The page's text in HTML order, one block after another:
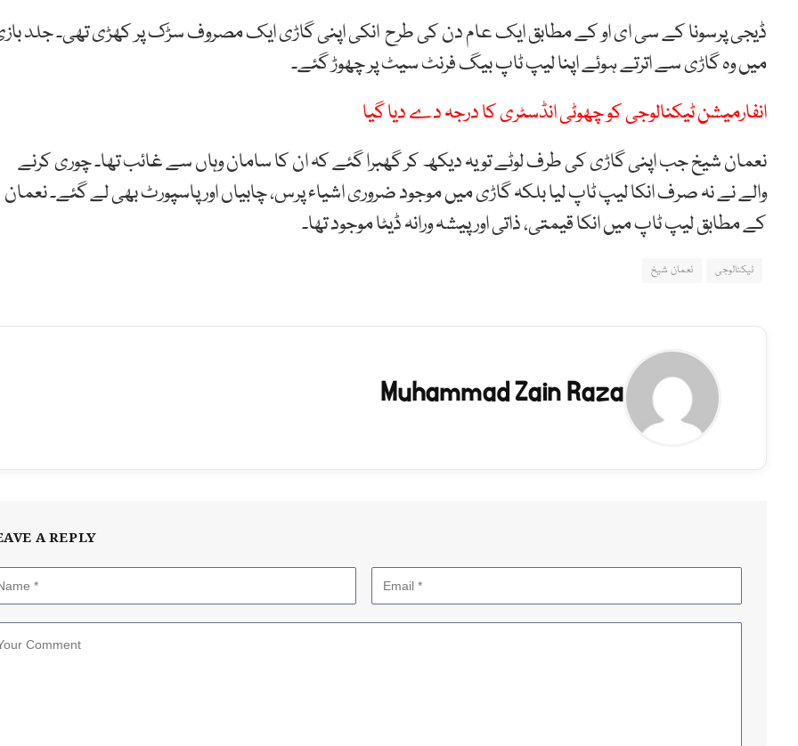
ڈیجی پرسونا کے سی ای او کے مطابق ایک عام دن کی طرح انکی اپنی گاڑی ایک مصروف سڑک پر کھڑی تھی۔ جلد
میں وہ گاڑی سے اترتے ہوئے اپنا لیپ ٹاپ بیگ فرنٹ سیٹ پر چھوڑ گئے۔
انفارمیشن ٹیکنالوجی کو چھوٹی انڈسٹری کا درجہ دے دیا گیا
نعمان شیخ جب اپنی گاڑی کی طرف لوٹے تو یہ دیکھ کر گھبرا گئے کہ ان کا سامان وہاں سے غائب تھا۔ چوری کرنے
والے نے نہ صرف انکا لیپ ٹاپ لیا بلکہ گاڑی میں موجود ضروری اشیاء پرس، چابیاں اور پاسپورٹ بھی لے گئے۔ نعمان
کے مطابق لیپ ٹاپ میں انکا قیمتی، ذاتی اور پیشہ ورانہ ڈیٹا موجود تھا۔
ٹیکنالوجی نعمان شیخ
Muhammad Zain Raza
A REPLY